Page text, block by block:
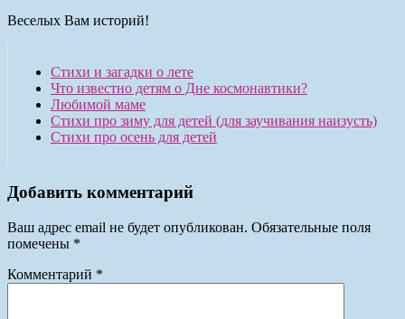
Веселых Вам историй!
Стихи и загадки о лете
Что известно детям о Дне космонавтики?
Любимой маме
Стихи про зиму для детей (для заучивания наизусть)
Стихи про осень для детей
Добавить комментарий
Ваш адрес email не будет опубликован. Обязательные поля
помечены *
Комментарий *